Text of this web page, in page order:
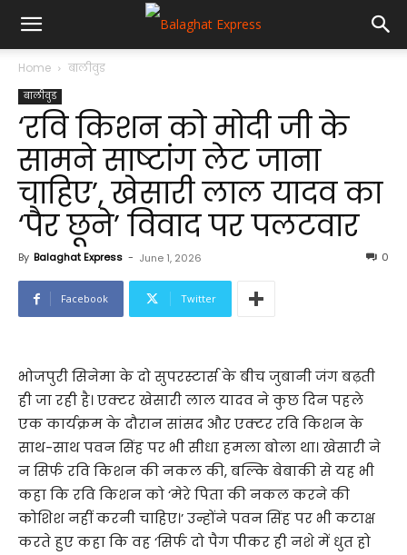
Home बालीवुड
बालीवुड
‘रवि किशन को मोदी जी के
सामने साष्टांग लेट जाना
चाहिए’, खेसारी लाल यादव का
‘पैर छूने’ विवाद पर पलटवार
By Balaghat Express - June 1, 2026 0
Facebook Twitter
भोजपुरी सिनेमा के दो सुपरस्टार्स के बीच जुबानी जंग बढ़ती
ही जा रही है। एक्टर खेसारी लाल यादव ने कुछ दिन पहले
एक कार्यक्रम के दौरान सांसद और एक्टर रवि किशन के
साथ-साथ पवन सिंह पर भी सीधा हमला बोला था। खेसारी ने
न सिर्फ रवि किशन की नकल की, बल्कि बेबाकी से यह भी
कहा कि रवि किशन को ‘मेरे पिता की नकल करने की
कोशिश नहीं करनी चाहिए।’ उन्होंने पवन सिंह पर भी कटाक्ष
करते हुए कहा कि वह ‘सिर्फ दो पैग पीकर ही नशे में धुत हो